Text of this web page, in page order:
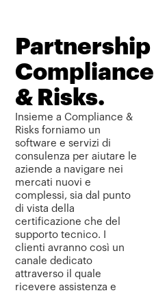
Partnership
Compliance
& Risks.
Insieme a Compliance &
Risks forniamo un
software e servizi di
consulenza per aiutare le
aziende a navigare nei
mercati nuovi e
complessi, sia dal punto
di vista della
certificazione che del
supporto tecnico. I
clienti avranno così un
canale dedicato
attraverso il quale
ricevere assistenza e